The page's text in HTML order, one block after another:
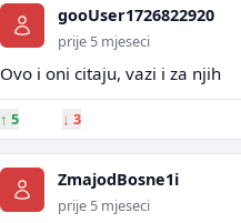
gooUser1726822920
prije 5 mjeseci
Ovo i oni citaju, vazi i za njih
↑ 5 ↓ 3
ZmajodBosne1i
prije 5 mjeseci